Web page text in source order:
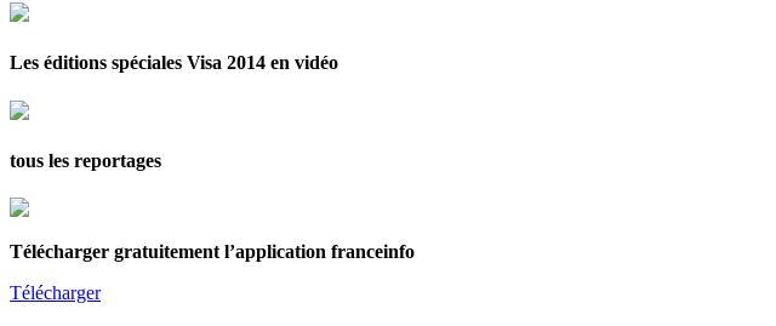
Les éditions spéciales Visa 2014 en vidéo
tous les reportages
Télécharger gratuitement l’application franceinfo
Télécharger